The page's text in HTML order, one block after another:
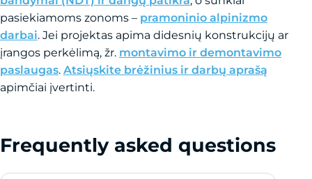
pasiekiamoms zonoms – pramoninio alpinizmo
darbai. Jei projektas apima didesnių konstrukcijų ar
įrangos perkėlimą, žr. montavimo ir demontavimo
paslaugas. Atsiųskite brėžinius ir darbų aprašą
apimčiai įvertinti.
Frequently asked questions